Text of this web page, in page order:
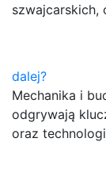
szwajcarskich,
dalej?
Mechanika i
odgrywają
oraz